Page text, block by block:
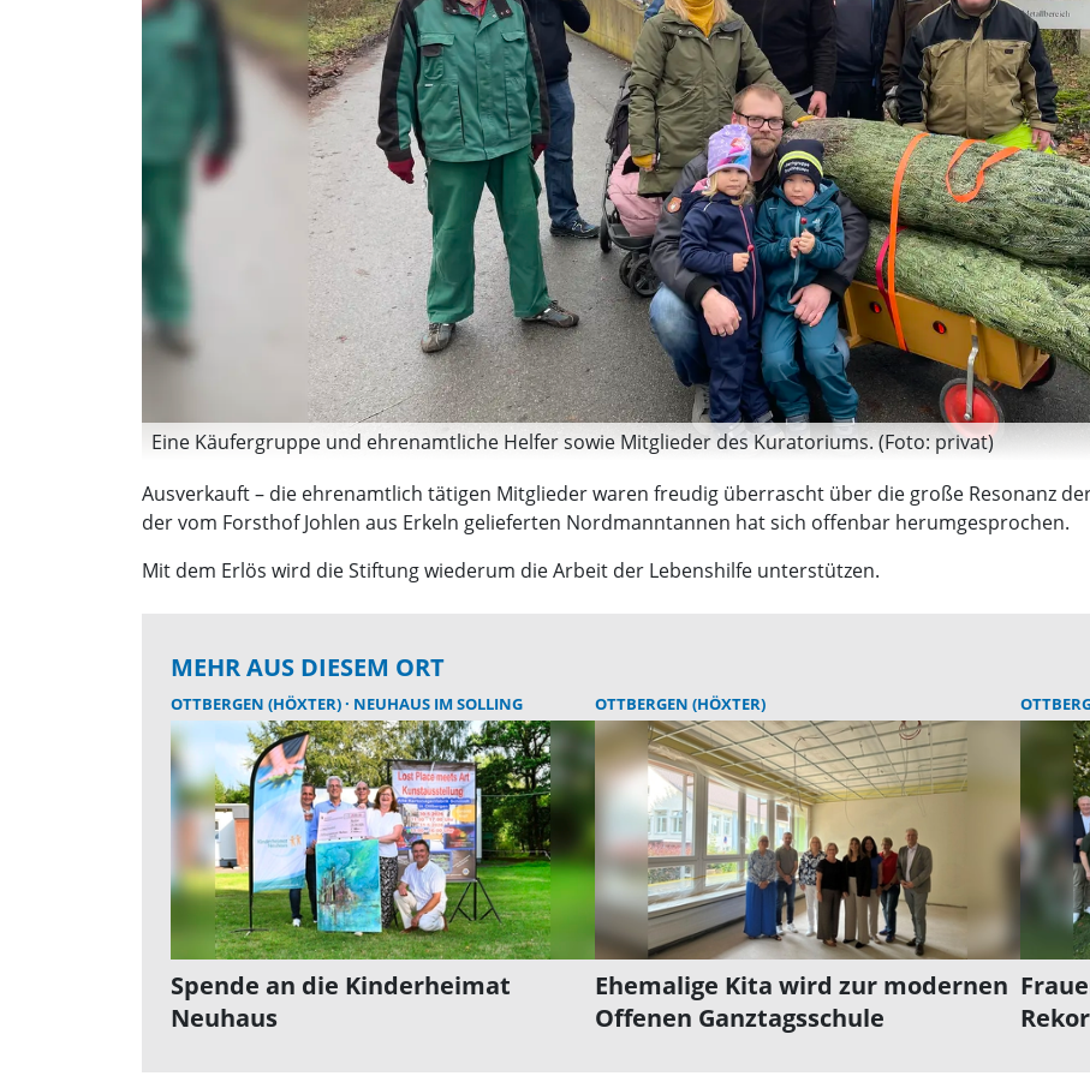
Eine Käufergruppe und ehrenamtliche Helfer sowie Mitglieder des Kuratoriums. (Foto: privat)
Ausverkauft – die ehrenamtlich tätigen Mitglieder waren freudig überrascht über die große Resonanz
der vom Forsthof Johlen aus Erkeln gelieferten Nordmanntannen hat sich offenbar herumgesprochen.
Mit dem Erlös wird die Stiftung wiederum die Arbeit der Lebenshilfe unterstützen.
MEHR AUS DIESEM ORT
OTTBERGEN (HÖXTER) NEUHAUS IM SOLLING
Spende an die Kinderheimat
Neuhaus
OTTBERGEN (HÖXTER)
Ehemalige Kita wird zur modernen
Offenen Ganztagsschule